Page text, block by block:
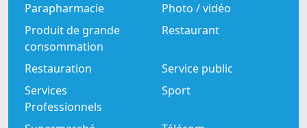
Parapharmacie
Photo / vidéo
Produit de grande
consommation
Restaurant
Restauration
Service public
Services
Professionnels
Sport